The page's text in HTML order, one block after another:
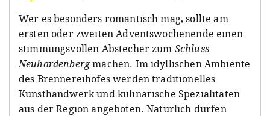
Wer es besonders romantisch mag, sollte am
ersten oder zweiten Adventswochenende einen
stimmungsvollen Abstecher zum Schluss
Neuhardenbergmachen. Im idyllischen Ambiente
des Brennereihofes werden traditionelles
Kunsthandwerk und kulinarische Spezialitäten
aus der Region angeboten. Natürlich dürfen